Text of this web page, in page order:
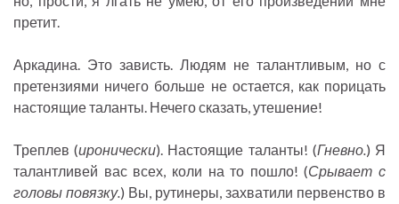
претит.
Аркадина. Это зависть. Людям не талантливым, но с
претензиями ничего больше не остается, как порицать
настоящие таланты. Нечего сказать, утешение!
Треплев (иронически). Настоящие таланты! (Гневно.) Я
талантливей вас всех, коли на то пошло! (Срывает с
головы повязку.) Вы, рутинеры, захватили первенство в